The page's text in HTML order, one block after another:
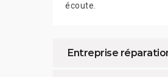
écoute.
Entreprise